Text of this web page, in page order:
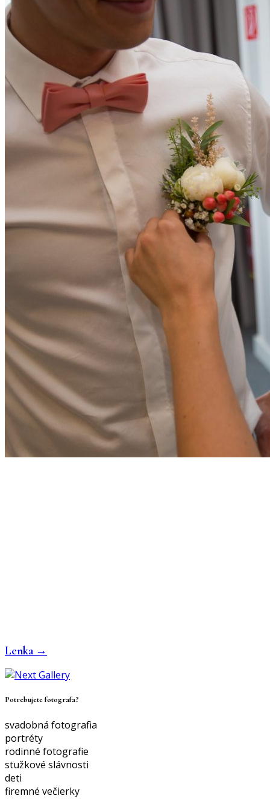
Lenka →
Potrebujete fotografa?
svadobná fotografia
portréty
rodinné fotografie
stužkové slávnosti
deti
firemné večierky